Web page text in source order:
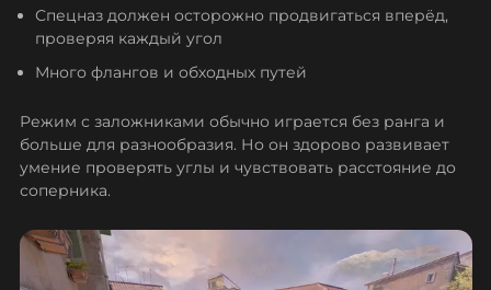
Спецназ должен осторожно продвигаться вперёд,
проверяя каждый угол
Много флангов и обходных путей
Режим с заложниками обычно играется без ранга и
больше для разнообразия. Но он здорово развивает
умение проверять углы и чувствовать расстояние до
соперника.